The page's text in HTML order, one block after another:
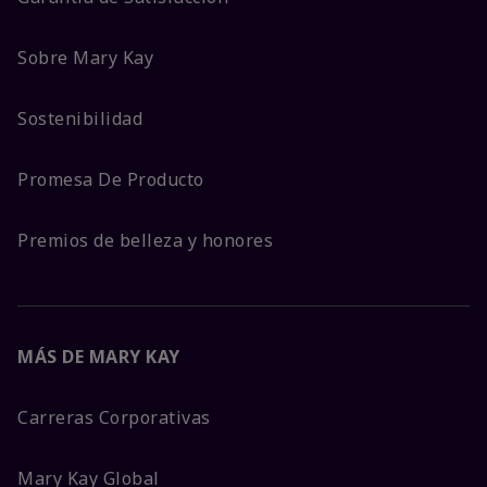
Sobre Mary Kay
Sostenibilidad
Promesa De Producto
Premios de belleza y honores
MÁS DE MARY KAY
Carreras Corporativas
Mary Kay Global